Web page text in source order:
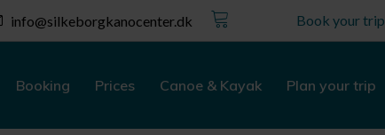
info@silkeborgkanocenter.dk Kurv Book your trip
Booking Prices Canoe & Kayak Plan your trip